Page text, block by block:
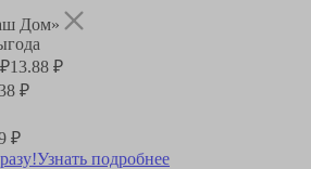
Дом»
13.88 ₽
₽
₽
Узнать подробнее